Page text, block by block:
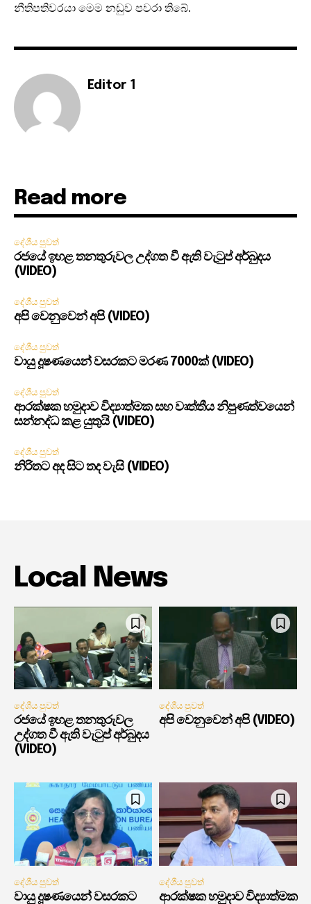
නීතිපතිවරයා මෙම නඩුව පවරා තිබේ.
Editor 1
Read more
දේශීය පුවත්
රජයේ ඉහළ තනතුරුවල උද්ගත වී ඇති වැටුප් අර්බුදය
(VIDEO)
දේශීය පුවත්
අපි වෙනුවෙන් අපි (VIDEO)
දේශීය පුවත්
වායු දූෂණයෙන් වසරකට මරණ 7000ක් (VIDEO)
දේශීය පුවත්
ආරක්ෂක හමුදාව විද්‍යාත්මක සහ වෘත්තීය නිපුණත්වයෙන්
සන්නද්ධ කළ යුතුයි (VIDEO)
දේශීය පුවත්
නිරිතට අද සිට තද වැසි (VIDEO)
Local News
දේශීය පුවත්
රජයේ ඉහළ තනතුරුවල
උද්ගත වී ඇති වැටුප් අර්බුදය
(VIDEO)
දේශීය පුවත්
අපි වෙනුවෙන් අපි (VIDEO)
දේශීය පුවත්
වායු දූෂණයෙන් වසරකට
දේශීය පුවත්
ආරක්ෂක හමුදාව විද්‍යාත්මක